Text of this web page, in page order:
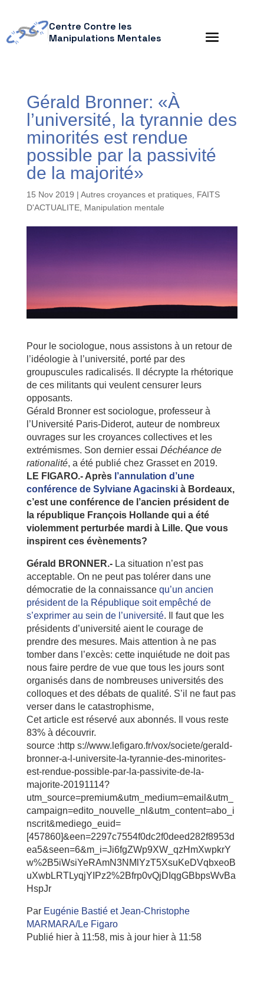
Centre Contre les
Manipulations Mentales
Gérald Bronner: «À
l’université, la tyrannie des
minorités est rendue
possible par la passivité
de la majorité»
15 Nov 2019 | Autres croyances et pratiques, FAITS
D'ACTUALITE, Manipulation mentale
Pour le sociologue, nous assistons à un retour de
l’idéologie à l’université, porté par des
groupuscules radicalisés. Il décrypte la rhétorique
de ces militants qui veulent censurer leurs
opposants.
Gérald Bronner est sociologue, professeur à
l’Université Paris-Diderot, auteur de nombreux
ouvrages sur les croyances collectives et les
extrémismes. Son dernier essai Déchéance de
rationalité, a été publié chez Grasset en 2019.
LE FIGARO.- Après l’annulation d’une
conférence de Sylviane Agacinski à Bordeaux,
c’est une conférence de l’ancien président de
la république François Hollande qui a été
violemment perturbée mardi à Lille. Que vous
inspirent ces évènements?
Gérald BRONNER.-La situation n’est pas
acceptable. On ne peut pas tolérer dans une
démocratie de la connaissance qu’un ancien
président de la République soit empêché de
s’exprimer au sein de l’université. Il faut que les
présidents d’université aient le courage de
prendre des mesures. Mais attention à ne pas
tomber dans l’excès: cette inquiétude ne doit pas
nous faire perdre de vue que tous les jours sont
organisés dans de nombreuses universités des
colloques et des débats de qualité. S’il ne faut pas
verser dans le catastrophisme,
Cet article est réservé aux abonnés. Il vous reste
83% à découvrir.
source :http s://www.lefigaro.fr/vox/societe/gerald-
bronner-a-l-universite-la-tyrannie-des-minorites-
est-rendue-possible-par-la-passivite-de-la-
majorite-20191114?
utm_source=premium&utm_medium=email&utm_
campaign=edito_nouvelle_nl&utm_content=abo_i
nscrit&mediego_euid=
[457860]&een=2297c7554f0dc2f0deed282f8953d
ea5&seen=6&m_i=Ji6fgZWp9XW_qzHmXwpkrY
w%2B5iWsiYeRAmN3NMlYzT5XsuKeDVqbxeoB
uXwbLRTLyqjYIPz2%2Bfrp0vQjDIqgGBbpsWvBa
HspJr
Par Eugénie Bastié et Jean-Christophe
MARMARA/Le Figaro
Publié hier à 11:58, mis à jour hier à 11:58